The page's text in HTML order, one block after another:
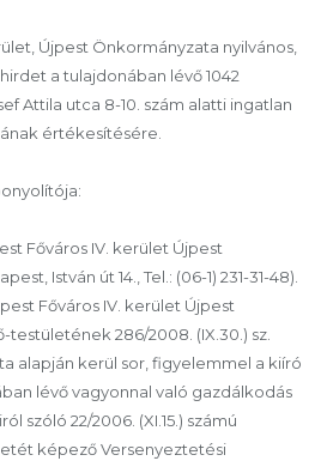
Újpest Önkormányzata nyilvános,
a tulajdonában lévő 1042
Attila utca 8-10. szám alatti ingatlan
értékesítésére.
Főváros IV. kerület Újpest
István út 14., Tel.: (06-1) 231-31-48).
Főváros IV. kerület Újpest
286/2008. (IX.30.) sz.
alapján kerül sor, figyelemmel a kiíró
lévő vagyonnal való gazdálkodás
szóló 22/2006. (XI.15.) számú
képező Versenyeztetési